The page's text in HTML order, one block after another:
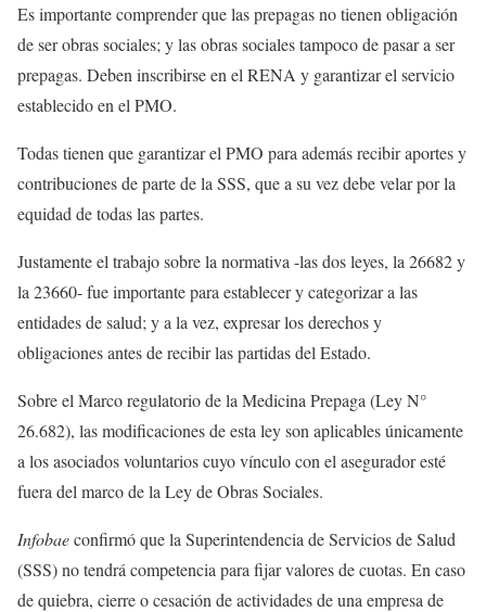
Es importante comprender que las prepagas no tienen obligación
de ser obras sociales; y las obras sociales tampoco de pasar a ser
prepagas. Deben inscribirse en el RENA y garantizar el servicio
establecido en el PMO.
Todas tienen que garantizar el PMO para además recibir aportes y
contribuciones de parte de la SSS, que a su vez debe velar por la
equidad de todas las partes.
Justamente el trabajo sobre la normativa -las dos leyes, la 26682 y
la 23660- fue importante para establecer y categorizar a las
entidades de salud; y a la vez, expresar los derechos y
obligaciones antes de recibir las partidas del Estado.
Sobre el Marco regulatorio de la Medicina Prepaga (Ley N°
26.682), las modificaciones de esta ley son aplicables únicamente
a los asociados voluntarios cuyo vínculo con el asegurador esté
fuera del marco de la Ley de Obras Sociales.
Infobaeconfirmó que la Superintendencia de Servicios de Salud
(SSS) no tendrá competencia para fijar valores de cuotas. En caso
de quiebra, cierre o cesación de actividades de una empresa de